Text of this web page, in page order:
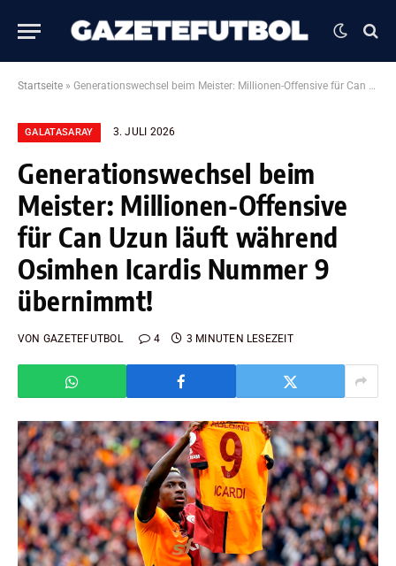
Startseite » Generationswechsel beim Meister: Millionen-Offensive für Can Uzun läuft während Osimhen Icardis Nummer 9 übernimmt!
GALATASARAY 3. JULI 2026
Generationswechsel beim
Meister: Millionen-Offensive
für Can Uzun läuft während
Osimhen Icardis Nummer 9
übernimmt!
VON GAZETEFUTBOL 4 3 MINUTEN LESEZEIT